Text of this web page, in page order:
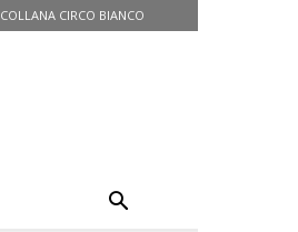
COLLANA CIRCO BIANCO